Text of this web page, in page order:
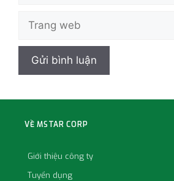
VỀ MSTAR CORP
Giới thiệu công ty
Tuyển dụng